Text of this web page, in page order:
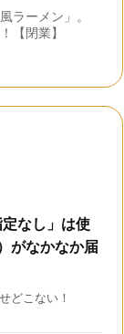
ラーメン」。
【閉業】
定なし」は使
がなかなか届
どこない！